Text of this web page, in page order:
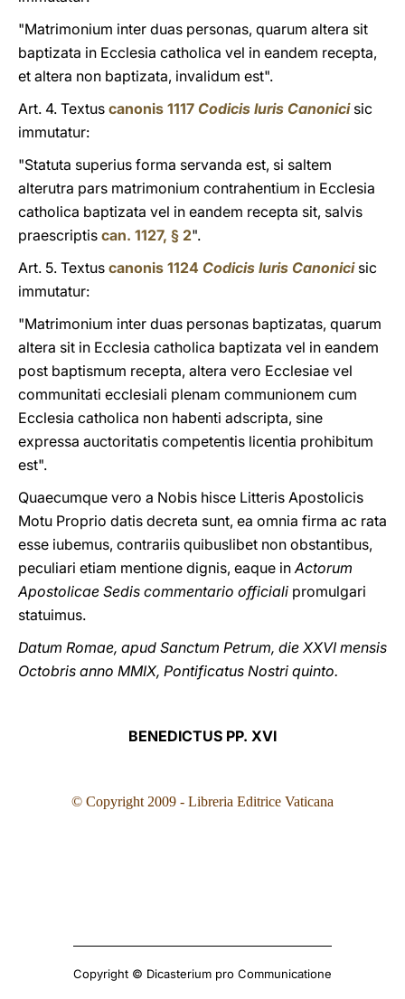
"Matrimonium inter duas personas, quarum altera sit
baptizata in Ecclesia catholica vel in eandem recepta,
et altera non baptizata, invalidum est".
Art. 4. Textus canonis 1117 Codicis Iuris Canonicisic
immutatur:
"Statuta superius forma servanda est, si saltem
alterutra pars matrimonium contrahentium in Ecclesia
catholica baptizata vel in eandem recepta sit, salvis
praescriptis can. 1127, § 2".
Art. 5. Textus canonis 1124 Codicis Iuris Canonicisic
immutatur:
"Matrimonium inter duas personas baptizatas, quarum
altera sit in Ecclesia catholica baptizata vel in eandem
post baptismum recepta, altera vero Ecclesiae vel
communitati ecclesiali plenam communionem cum
Ecclesia catholica non habenti adscripta, sine
expressa auctoritatis competentis licentia prohibitum
est".
Quaecumque vero a Nobis hisce Litteris Apostolicis
Motu Proprio datis decreta sunt, ea omnia firma ac rata
esse iubemus, contrariis quibuslibet non obstantibus,
peculiari etiam mentione dignis, eaque inActorum
Apostolicae Sedis commentario officiali promulgari
statuimus.
Datum Romae, apud Sanctum Petrum, die XXVI mensis
Octobris anno MMIX, Pontificatus Nostri quinto.
BENEDICTUS PP. XVI
© Copyright 2009 - Libreria Editrice Vaticana
Copyright © Dicasterium pro Communicatione